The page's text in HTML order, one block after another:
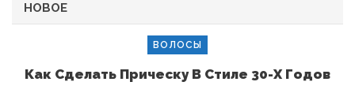
НОВОЕ
ВОЛОСЫ
Как Сделать Прическу В Стиле 30-Х Годов